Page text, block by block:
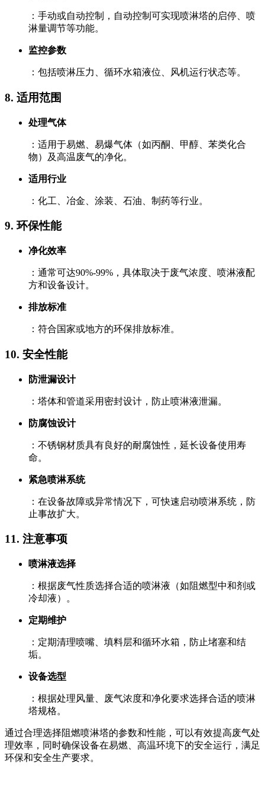
：手动或自动控制，自动控制可实现喷淋塔的启停、喷
淋量调节等功能。
监控参数
：包括喷淋压力、循环水箱液位、风机运行状态等。
8. ‌适用范围‌
处理气体
：适用于易燃、易爆气体（如丙酮、甲醇、苯类化合
物）及高温废气的净化。
适用行业
：化工、冶金、涂装、石油、制药等行业。
9. ‌环保性能‌
净化效率
：通常可达90%-99%，具体取决于废气浓度、喷淋液配
方和设备设计。
排放标准
：符合国家或地方的环保排放标准。
10. ‌安全性能‌
防泄漏设计
：塔体和管道采用密封设计，防止喷淋液泄漏。
防腐蚀设计
：不锈钢材质具有良好的耐腐蚀性，延长设备使用寿
命。
紧急喷淋系统
：在设备故障或异常情况下，可快速启动喷淋系统，防
止事故扩大。
11. ‌注意事项‌
喷淋液选择
：根据废气性质选择合适的喷淋液（如阻燃型中和剂或
冷却液）。
定期维护
：定期清理喷嘴、填料层和循环水箱，防止堵塞和结
垢。
设备选型
：根据处理风量、废气浓度和净化要求选择合适的喷淋
塔规格。
通过合理选择阻燃喷淋塔的参数和性能，可以有效提高废气处
理效率，同时确保设备在易燃、高温环境下的安全运行，满足
环保和安全生产要求。